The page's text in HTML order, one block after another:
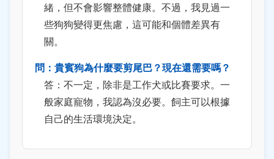
緒，但不會影響整體健康。不過，我見過一
些狗狗變得更焦慮，這可能和個體差異有
關。
問：貴賓狗為什麼要剪尾巴？現在還需要嗎？
答：不一定，除非是工作犬或比賽要求。一
般家庭寵物，我認為沒必要。飼主可以根據
自己的生活環境決定。